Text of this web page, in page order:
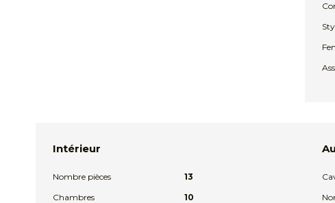
Intérieur
Nombre pièces
13
Chambres
10